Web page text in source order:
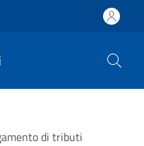
di tributi